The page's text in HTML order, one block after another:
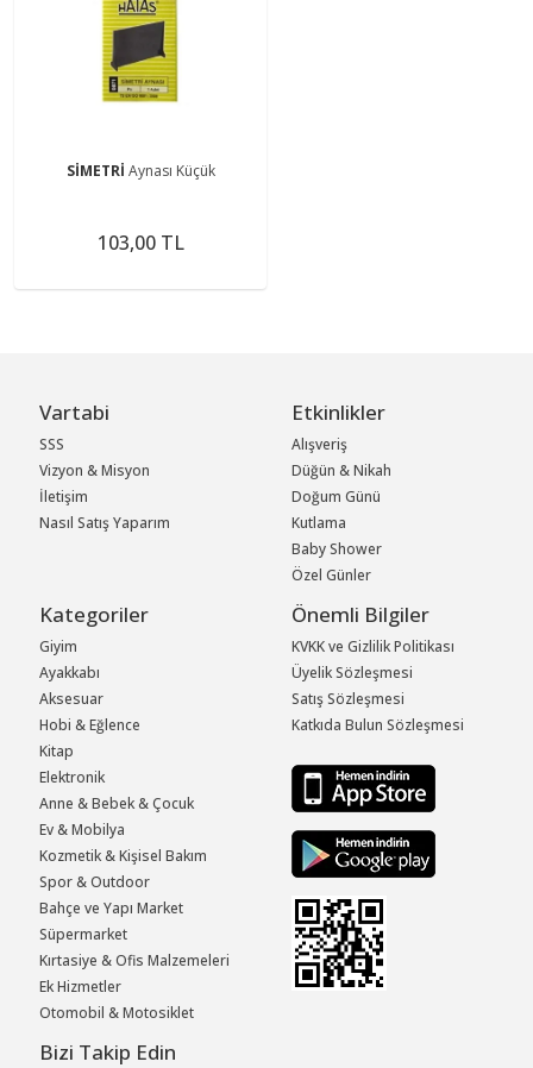
SİMETRİ Aynası Küçük
103,00 TL
Vartabi
SSS
Vizyon & Misyon
İletişim
Nasıl Satış Yaparım
Etkinlikler
Alışveriş
Düğün & Nikah
Doğum Günü
Kutlama
Baby Shower
Özel Günler
Kategoriler
Giyim
Ayakkabı
Aksesuar
Hobi & Eğlence
Kitap
Elektronik
Anne & Bebek & Çocuk
Ev & Mobilya
Kozmetik & Kişisel Bakım
Spor & Outdoor
Bahçe ve Yapı Market
Süpermarket
Kırtasiye & Ofis Malzemeleri
Ek Hizmetler
Otomobil & Motosiklet
Önemli Bilgiler
KVKK ve Gizlilik Politikası
Üyelik Sözleşmesi
Satış Sözleşmesi
Katkıda Bulun Sözleşmesi
Bizi Takip Edin